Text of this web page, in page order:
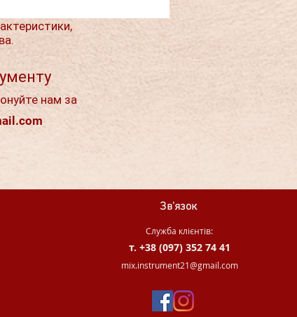
нам за
Зв'язок
Служба клієнтів:
т. +38 (097) 352 74 41
mix.instrument21@gmail.com